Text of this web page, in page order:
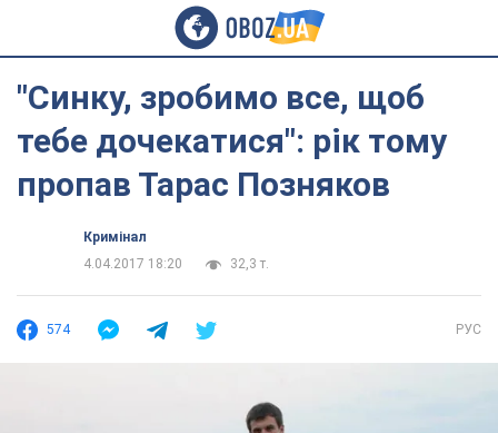
"Синку, зробимо все, щоб
тебе дочекатися": рік тому
пропав Тарас Позняков
Кримінал
4.04.2017 18:20
32,3 т.
574 РУС